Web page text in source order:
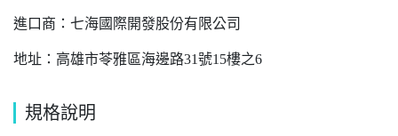
進口商：七海國際開發股份有限公司
地址：高雄市苓雅區海邊路31號15樓之6
規格說明